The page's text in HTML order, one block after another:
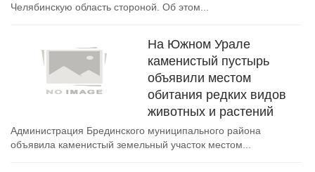
Челябинскую область стороной. Об этом...
На Южном Урале
каменистый пустырь
объявили местом
обитания редких видов
животных и растений
Администрация Брединского муниципального района
объявила каменистый земельный участок местом...